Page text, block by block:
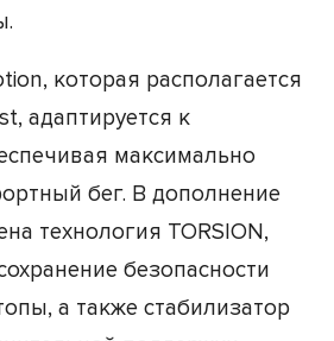
которая располагается
адаптируется к
максимально
бег. В дополнение
технология TORSION,
безопасности
а также стабилизатор